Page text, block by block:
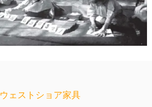
ウェストショア家具